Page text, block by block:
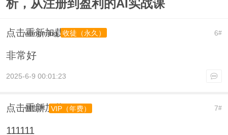
析，从注册到盈利的AI实战课
点击重新加载 6#
wangming 收徒（永久）
非常好
2025-6-9 00:01:23
点击重新加载 7#
创世界 VIP（年费）
111111